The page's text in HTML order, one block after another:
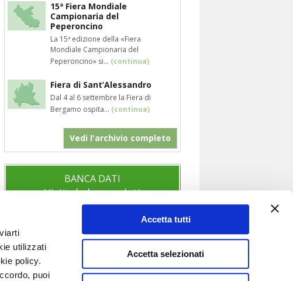
utilizzati
policy.
puoi
Accetta tutti
Accetta selezionati
15ª Fiera Mondiale
Campionaria del
Peperoncino
La 15ª edizione della «Fiera
Mondiale Campionaria del
Peperoncino» si... (continua)
Fiera di Sant’Alessandro
Dal 4 al 6 settembre la Fiera di
Bergamo ospita... (continua)
Vedi l'archivio completo
BANCA DATI
Visita la banca dati
SOCIAL
Segui anche i nostri profili social per